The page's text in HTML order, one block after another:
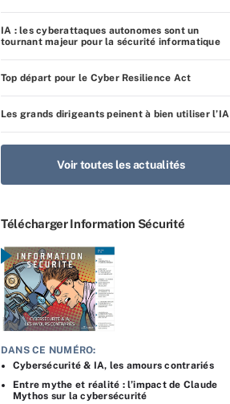
IA : les cyberattaques autonomes sont un
tournant majeur pour la sécurité informatique
Top départ pour le Cyber Resilience Act
Les grands dirigeants peinent à bien utiliser l’IA
Voir toutes les actualités
Télécharger Information Sécurité
DANS CE NUMÉRO:
Cybersécurité & IA, les amours contrariés
Entre mythe et réalité : l’impact de Claude
Mythos sur la cybersécurité